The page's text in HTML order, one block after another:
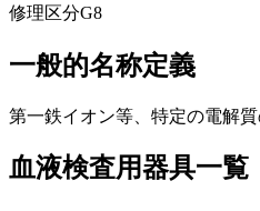
修理区分G8
一般的名称定義
第一鉄イオン等、特定の電解
血液検査用器具一覧